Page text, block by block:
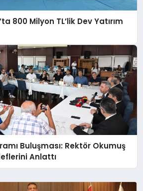
800 Milyon TL’lik Dev Yatırım
Buluşması: Rektör Okumuş
Anlattı